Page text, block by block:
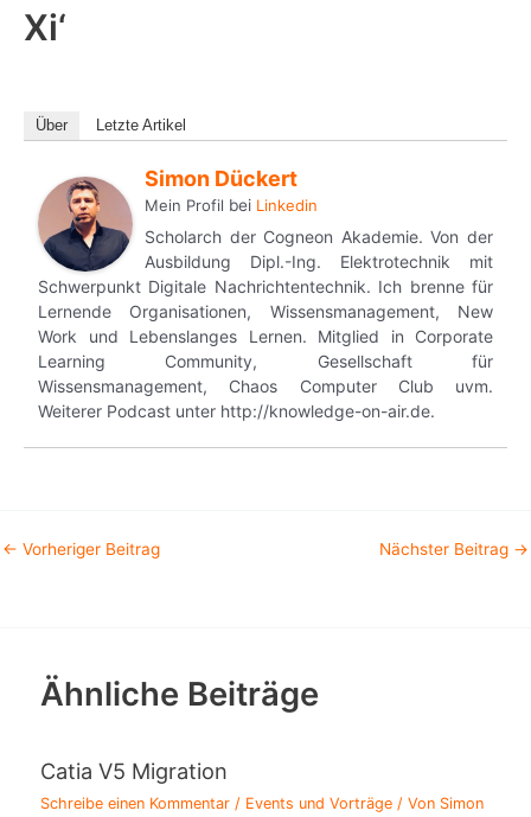
Xi‘
Über Letzte Artikel
Simon Dückert
Mein Profil bei Linkedin
Scholarch der Cogneon Akademie. Von der
Ausbildung Dipl.-Ing. Elektrotechnik mit
Schwerpunkt Digitale Nachrichtentechnik. Ich brenne für
Lernende Organisationen, Wissensmanagement, New
Work und Lebenslanges Lernen. Mitglied in Corporate
Learning Community, Gesellschaft für
Wissensmanagement, Chaos Computer Club uvm.
Weiterer Podcast unter http://knowledge-on-air.de.
← Vorheriger Beitrag Nächster Beitrag →
Ähnliche Beiträge
Catia V5 Migration
Schreibe einen Kommentar / Events und Vorträge / Von Simon